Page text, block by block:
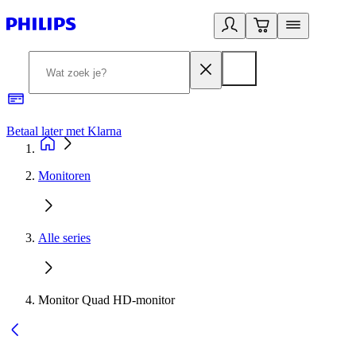
Betaal later met Klarna
Monitoren
Alle series
Monitor Quad HD-monitor